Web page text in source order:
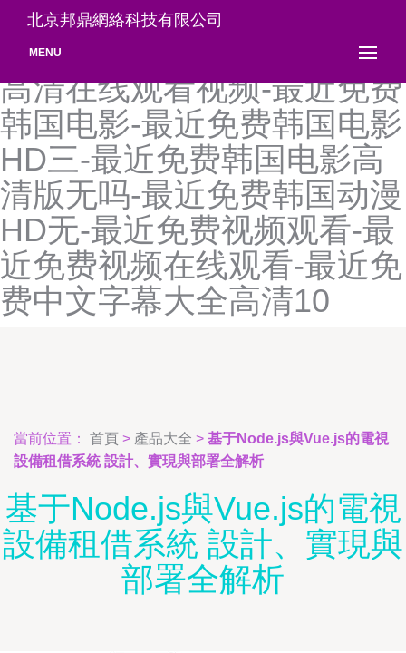
最近浏览历史观看记录-最近
免费高清视频观看-最近免费
高清在线观看视频-最近免费
韩国电影-最近免费韩国电影
HD三-最近免费韩国电影高
清版无吗-最近免费韩国动漫
HD无-最近免费视频观看-最
近免费视频在线观看-最近免
费中文字幕大全高清10
北京邦鼎網絡科技有限公司
MENU
當前位置： 首頁 > 產品大全 > 基于Node.js與Vue.js的電視
設備租借系統 設計、實現與部署全解析
基于Node.js與Vue.js的電視
設備租借系統 設計、實現與
部署全解析